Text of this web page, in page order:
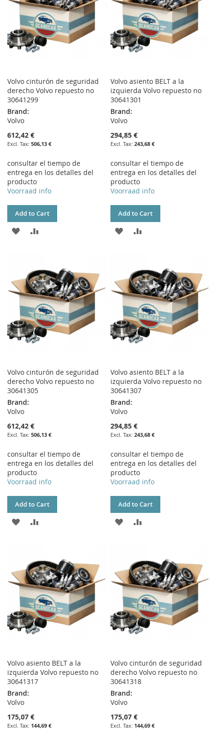
Volvo cinturón de seguridad
derecho Volvo repuesto no
30641299
Brand:
Volvo
612,42 €
506,13 €
consultar el tiempo de
entrega en los detalles del
producto
Voorraad info
Add to Cart
ADD
LIST
Volvo asiento BELT a la
izquierda Volvo repuesto no
30641301
Brand:
Volvo
294,85 €
243,68 €
consultar el tiempo de
entrega en los detalles del
producto
Voorraad info
Add to Cart
ADD
LIST
Volvo cinturón de seguridad
derecho Volvo repuesto no
30641305
Brand:
Volvo
612,42 €
506,13 €
consultar el tiempo de
entrega en los detalles del
producto
Voorraad info
Add to Cart
ADD
LIST
Volvo asiento BELT a la
izquierda Volvo repuesto no
30641307
Brand:
Volvo
294,85 €
243,68 €
consultar el tiempo de
entrega en los detalles del
producto
Voorraad info
Add to Cart
ADD
LIST
Volvo asiento BELT a la
izquierda Volvo repuesto no
30641317
Brand:
Volvo
175,07 €
144,69 €
Volvo cinturón de seguridad
derecho Volvo repuesto no
30641318
Brand:
Volvo
175,07 €
144,69 €